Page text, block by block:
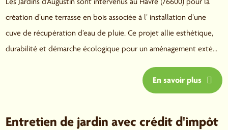
création d’une terrasse en bois associée à l’ installation d’une
cuve de récupération d’eau de pluie. Ce projet allie esthétique,
durabilité et démarche écologique pour un aménagement exté...
En savoir plus
Entretien de jardin avec crédit d'impôt